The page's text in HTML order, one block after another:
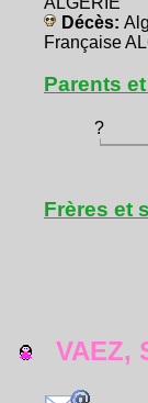
Décès:
Française
Parents
?
Frères et
VAEZ,